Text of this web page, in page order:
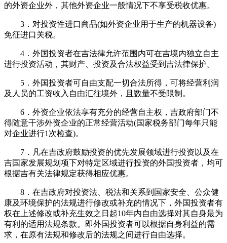
的外资企业外，其他外资企业一般情况下不享受税收优惠。
3．对投资性进口商品(如外资企业用于生产的机器设备)
免征进口关税。
4．外国投资者在吉法律允许范围内可在吉境内独立自主
进行投资活动，其财产、投资及合法权益受到吉法律保护。
5．外国投资者可自由支配一切合法所得，可将经营利润
及人员的工资收入自由汇往境外，且数量不受限制。
6．外资企业依法享有充分的经营自主权，吉政府部门不
得随意干涉外资企业的正常经营活动(国家税务部门每年只能
对企业进行1次检查)。
7．凡在吉政府鼓励投资的优先发展领域进行投资以及在
吉国家发展规划项下对特定区域进行投资的外国投资者，均可
根据吉有关法律规定获得相应优惠。
8．在吉政府对投资法、税法和关系到国家安全、公众健
康及环境保护的法规进行修改或补充的情况下，外国投资者有
权在上述修改或补充生效之日起10年内自由选择对其自身最为
有利的适用法规条款。即外国投资者可以根据自身利益的需
求，在原有法规和修改后的法规之间进行自由选择。